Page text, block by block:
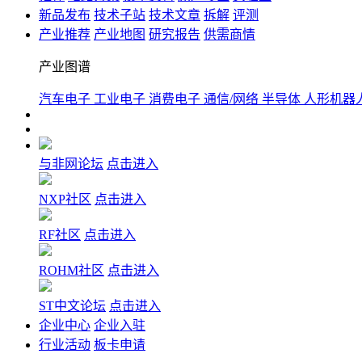
新品发布 技术子站 技术文章 拆解 评测
产业推荐 产业地图 研究报告 供需商情
产业图谱
汽车电子 工业电子 消费电子 通信/网络 半导体 人形机器
与非网论坛 点击进入
NXP社区 点击进入
RF社区 点击进入
ROHM社区 点击进入
ST中文论坛 点击进入
企业中心 企业入驻
行业活动 板卡申请